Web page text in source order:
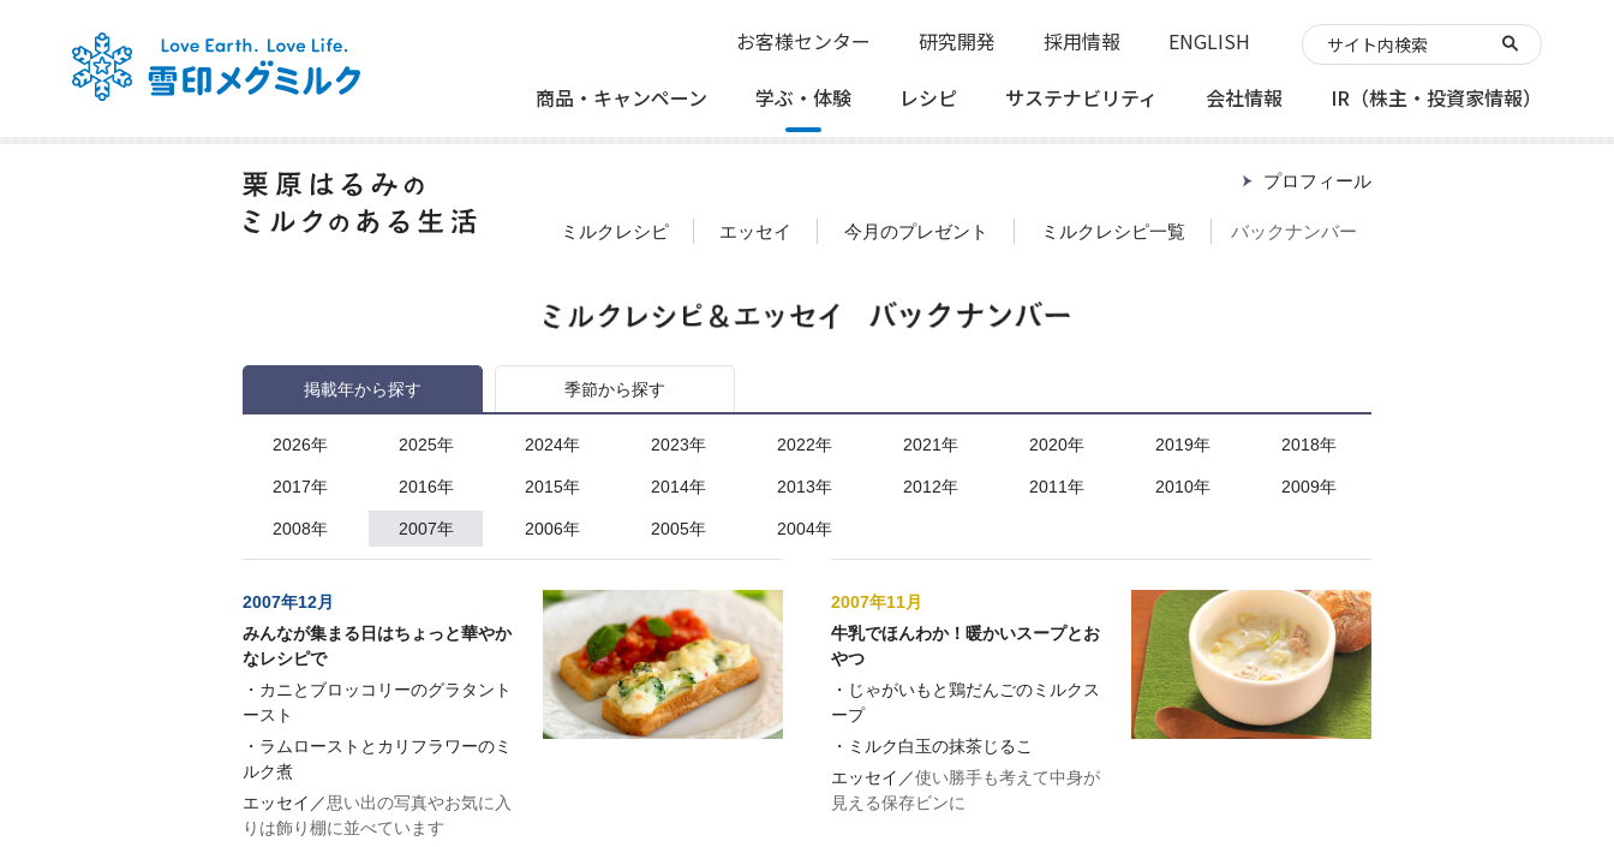
商品・ キャンペーン 学ぶ・ 体験 レシピ サステナビリティ 会社情報 IR （株主・投資家情報）
お客様センター 研究開発 採用情報 ENGLISH
ミルクレシピ エッセイ 今月のプレゼント ミルクレシピ一覧 バックナンバー
プロフィール
掲載年から探す 季節から探す
2026年 2025年 2024年 2023年 2022年 2021年 2020年 2019年 2018年
2017年 2016年 2015年 2014年 2013年 2012年 2011年 2010年 2009年
2008年 2007年 2006年 2005年 2004年
2007年12月
みんなが集まる日はちょっと華やか
なレシピで
・ カニとブロッコリーのグラタント
ースト
・ ラムローストとカリフラワーのミ
ルク煮
エッセイ／思い出の写真やお気に入
りは飾り棚に並べています
2007年11月
牛乳でほんわか！暖かいスープとお
やつ
・ じゃがいもと鶏だんごのミルクス
ープ
・ ミルク白玉の抹茶じるこ
エッセイ／使い勝手も考えて中身が
見える保存ビンに